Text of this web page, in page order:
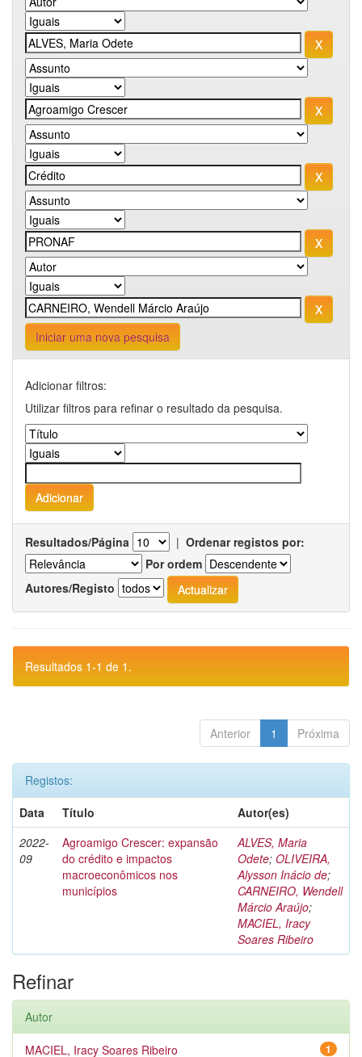
Iniciar uma nova pesquisa
Adicionar filtros:
Utilizar filtros para refinar o resultado da pesquisa.
Resultados/Página | Ordenar registos por:
Por ordem
Autores/Registo
Resultados 1-1 de 1.
Anterior 1 Próxima
Registos:
Data
Título
Autor(es)
2022-
09
Agroamigo Crescer: expansão
do crédito e impactos
macroeconômicos nos
municípios
ALVES, Maria
Odete; OLIVEIRA,
Alysson Inácio de;
CARNEIRO, Wendell
Márcio Araújo;
MACIEL, Iracy
Soares Ribeiro
Refinar
Autor
1
MACIEL, Iracy Soares Ribeiro